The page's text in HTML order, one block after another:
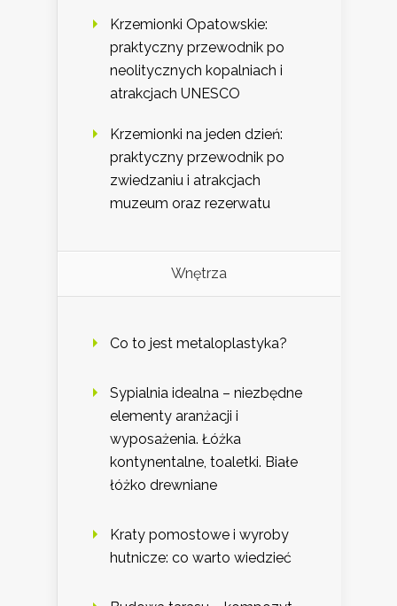
Krzemionki Opatowskie:
praktyczny przewodnik po
neolitycznych kopalniach i
atrakcjach UNESCO
Krzemionki na jeden dzień:
praktyczny przewodnik po
zwiedzaniu i atrakcjach
muzeum oraz rezerwatu
Wnętrza
Co to jest metaloplastyka?
Sypialnia idealna – niezbędne
elementy aranżacji i
wyposażenia. Łóżka
kontynentalne, toaletki. Białe
łóżko drewniane
Kraty pomostowe i wyroby
hutnicze: co warto wiedzieć